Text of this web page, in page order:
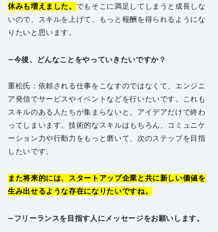
休みも増えました。 でもそこに満足してしまうと成長しな
いので、スキルを上げて、もっと報酬を得られるようにな
りたいと思います。
―今後、どんなことをやっていきたいですか？
重松氏：依頼される仕事をこなすのではなくて、エンジニ
ア発信でサービスやイベントなどを行いたいです。これも
スキルのある人たちが集まらないと、アイデアだけで終わ
ってしまいます。技術的なスキルはもちろん、コミュニケ
ーション力や行動力をもっと磨いて、次のステップを目指
したいです。
また将来的には、スタートアップ企業と共に新しい価値を
生み出せるような存在になりたいですね。
―フリーランスを目指す人にメッセージをお願いします。